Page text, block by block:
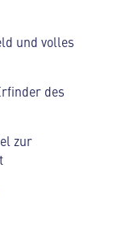
und volles
des
zur